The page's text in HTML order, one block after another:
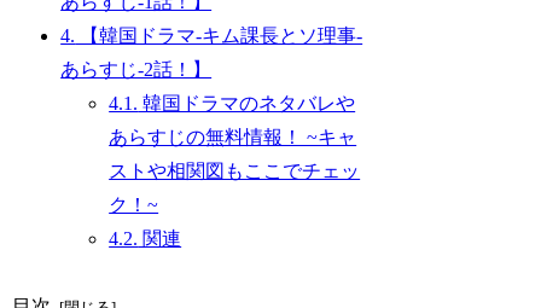
4. 【韓国ドラマ-キム課長とソ理事-
あらすじ-2話！】
4.1. 韓国ドラマのネタバレや
あらすじの無料情報！ ~キャ
ストや相関図もここでチェッ
ク！~
4.2. 関連